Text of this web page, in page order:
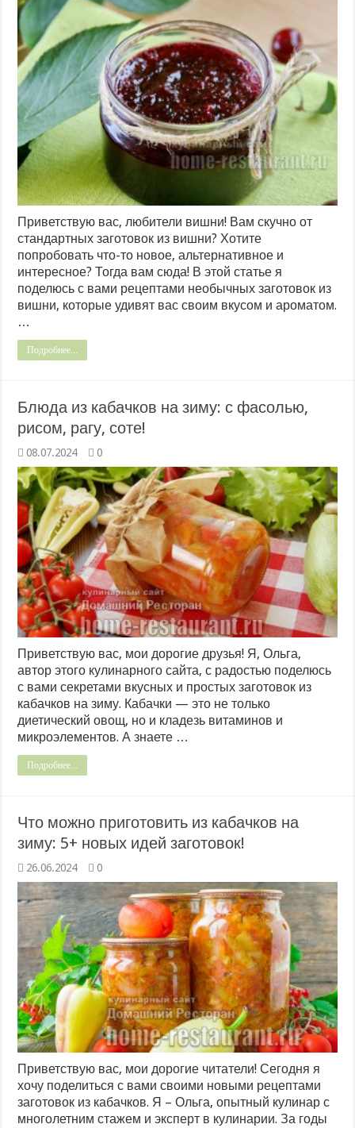
Приветствую вас, любители вишни! Вам скучно от
стандартных заготовок из вишни? Хотите
попробовать что-то новое, альтернативное и
интересное? Тогда вам сюда! В этой статье я
поделюсь с вами рецептами необычных заготовок из
вишни, которые удивят вас своим вкусом и ароматом.
…
Подробнее...
Блюда из кабачков на зиму: с фасолью,
рисом, рагу, соте!
08.07.2024 0
Приветствую вас, мои дорогие друзья! Я, Ольга,
автор этого кулинарного сайта, с радостью поделюсь
с вами секретами вкусных и простых заготовок из
кабачков на зиму. Кабачки — это не только
диетический овощ, но и кладезь витаминов и
микроэлементов. А знаете …
Подробнее...
Что можно приготовить из кабачков на
зиму: 5+ новых идей заготовок!
26.06.2024 0
Приветствую вас, мои дорогие читатели! Сегодня я
хочу поделиться с вами своими новыми рецептами
заготовок из кабачков. Я – Ольга, опытный кулинар с
многолетним стажем и эксперт в кулинарии. За годы